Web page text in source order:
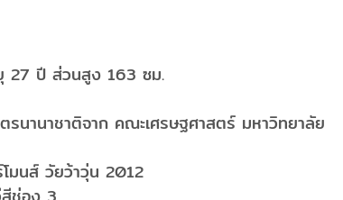
27 ปี ส่วนสูง 163 ซม.
นานาชาติจาก คณะเศรษฐศาสตร์ มหาวิทยาลัย
มนส์ วัยว้าวุ่น 2012